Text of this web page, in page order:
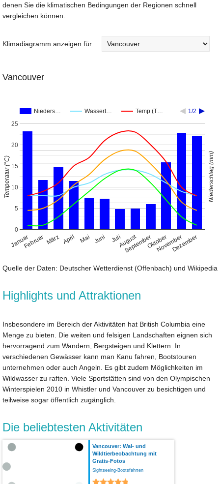
denen Sie die klimatischen Bedingungen der Regionen schnell
vergleichen können.
Klimadiagramm anzeigen für
Vancouver
Nieders… Wassert… Temp (T… 1/2
JanuarFebruar März April Mai Juni JuliAugust
SeptemberOktober
NovemberDezember
0
5
10
15
20
25
Temperatur (°C) Niederschlag (mm)
Quelle der Daten: Deutscher Wetterdienst (Offenbach) und Wikipedia
Highlights und Attraktionen
Insbesondere im Bereich der Aktivitäten hat British Columbia eine
Menge zu bieten. Die weiten und felsigen Landschaften eignen sich
hervorragend zum Wandern, Bergsteigen und Klettern. In
verschiedenen Gewässer kann man Kanu fahren, Bootstouren
unternehmen oder auch Angeln. Es gibt zudem Möglichkeiten im
Wildwasser zu raften. Viele Sportstätten sind von den Olympischen
Winterspielen 2010 in Whistler und Vancouver zu besichtigen und
teilweise sogar öffentlich zugänglich.
Die beliebtesten Aktivitäten
Vancouver: Wal- und
Wildtierbeobachtung mit
Gratis-Fotos
Sightseeing-Bootsfahrten